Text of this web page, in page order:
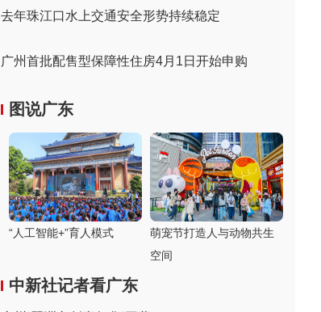
去年珠江口水上交通安全形势持续稳定
广州首批配售型保障性住房4月1日开始申购
图说广东
“人工智能+”育人模式
萌宠节打造人与动物共生
空间
中新社记者看广东